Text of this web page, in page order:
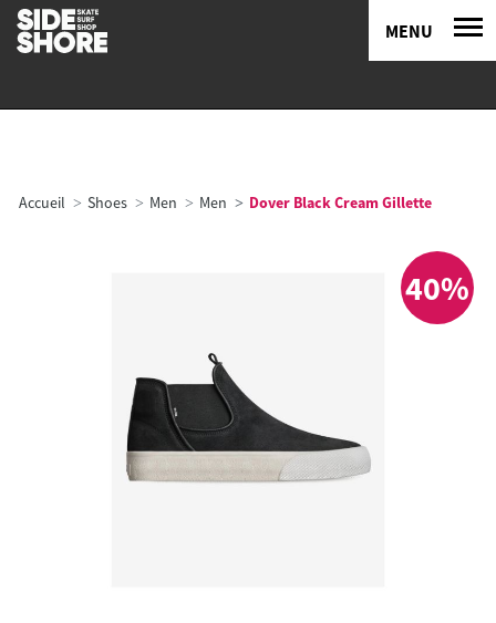
MENU
Accueil Shoes Men Men Dover Black Cream Gillette
40%